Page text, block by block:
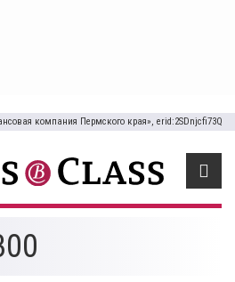
компания Пермского края», erid:2SDnjcfi73Q